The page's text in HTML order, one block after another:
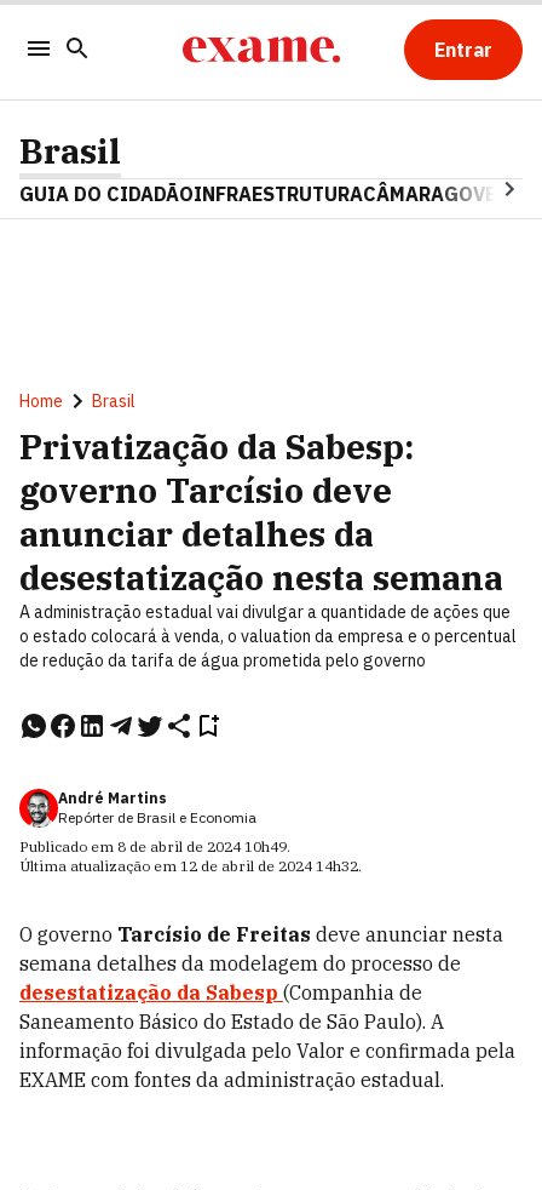
Entrar
Brasil
GUIA DO CIDADÃOINFRAESTRUTURACÂMARAGOVERNO
Home Brasil
Privatização da Sabesp:
governo Tarcísio deve
anunciar detalhes da
desestatização nesta semana
A administração estadual vai divulgar a quantidade de ações que
o estado colocará à venda, o valuation da empresa e o percentual
de redução da tarifa de água prometida pelo governo
André Martins
Repórter de Brasil e Economia
Publicado em 8 de abril de 2024 10h49.
Última atualização em 12 de abril de 2024 14h32.
O governo Tarcísio de Freitas deve anunciar nesta
semana detalhes da modelagem do processo de
desestatização da Sabesp (Companhia de
Saneamento Básico do Estado de São Paulo). A
informação foi divulgada pelo Valor e confirmada pela
EXAME com fontes da administração estadual.